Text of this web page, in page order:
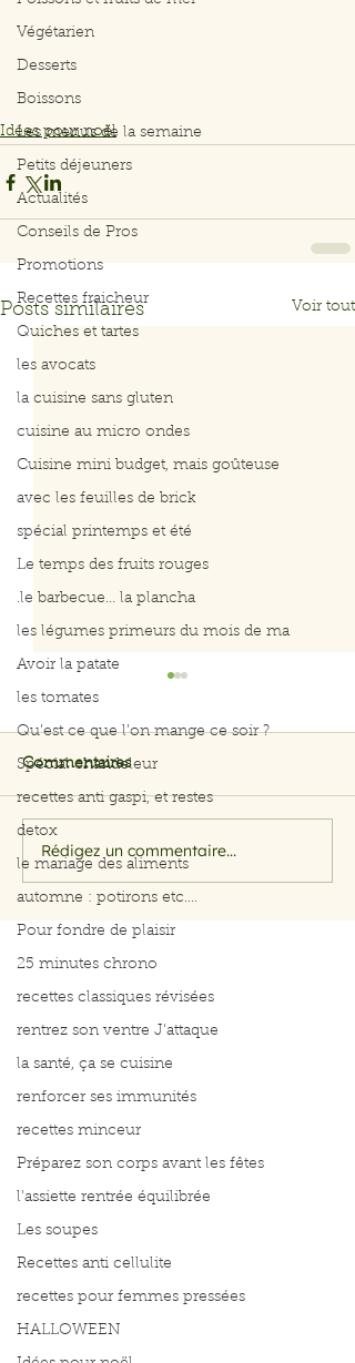
Végétarien
Desserts
Boissons
Les menus de la semaine
Petits déjeuners
Actualités
Conseils de Pros
Promotions
Recettes fraicheur
Quiches et tartes
les avocats
la cuisine sans gluten
cuisine au micro ondes
Cuisine mini budget, mais goûteuse
avec les feuilles de brick
spécial printemps et été
Le temps des fruits rouges
.le barbecue... la plancha
les légumes primeurs du mois de ma
Avoir la patate
les tomates
Qu’est ce que l’on mange ce soir ?
Spécial chandeleur
recettes anti gaspi, et restes
detox
le mariage des aliments
automne : potirons etc....
Pour fondre de plaisir
25 minutes chrono
recettes classiques révisées
rentrez son ventre J'attaque
la santé, ça se cuisine
renforcer ses immunités
recettes minceur
Préparez son corps avant les fêtes
l'assiette rentrée équilibrée
Les soupes
Recettes anti cellulite
recettes pour femmes pressées
HALLOWEEN
Idées pour noël
Posts similaires Voir tout
Commentaires
Rédigez un commentaire...